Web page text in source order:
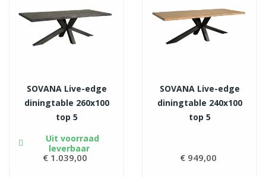
SOVANA Live-edge
diningtable 260x100
top 5
Uit voorraad
leverbaar
€ 1.039,00
SOVANA Live-edge
diningtable 240x100
top 5
€ 949,00